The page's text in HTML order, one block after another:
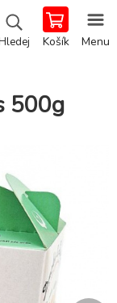
Košík Menu
500g